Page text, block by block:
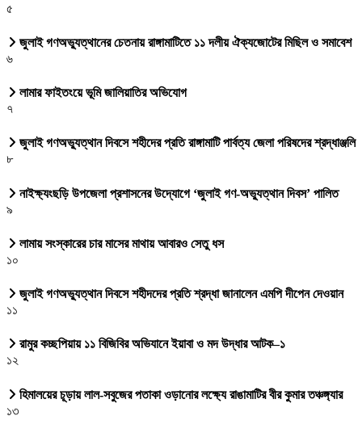
৫
জুলাই গণঅভ্যুত্থানের চেতনায় রাঙ্গামাটিতে ১১ দলীয় ঐক্যজোটের মিছিল ও সমাবেশ
৬
লামার ফাইতংয়ে ভূমি জালিয়াতির অভিযোগ
৭
জুলাই গণঅভ্যুত্থান দিবসে শহীদের প্রতি রাঙ্গামাটি পার্বত্য জেলা পরিষদের শ্রদ্ধাঞ্জলি
৮
নাইক্ষ্যংছড়ি উপজেলা প্রশাসনের উদ্যোগে ‘জুলাই গণ-অভ্যুত্থান দিবস’ পালিত
৯
লামায় সংস্কারের চার মাসের মাথায় আবারও সেতু ধস
১০
জুলাই গণঅভ্যুত্থান দিবসে শহীদদের প্রতি শ্রদ্ধা জানালেন এমপি দীপেন দেওয়ান
১১
রামুর কচ্ছপিয়ায় ১১ বিজিবির অভিযানে ইয়াবা ও মদ উদ্ধার আটক–১
১২
হিমালয়ের চূড়ায় লাল-সবুজের পতাকা ওড়ানোর লক্ষ্যে রাঙামাটির বীর কুমার তঞ্চঙ্গ্যার
১৩